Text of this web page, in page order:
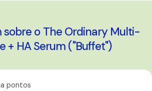
sobre o The Ordinary Multi-
+ HA Serum ("Buffet")
pontos